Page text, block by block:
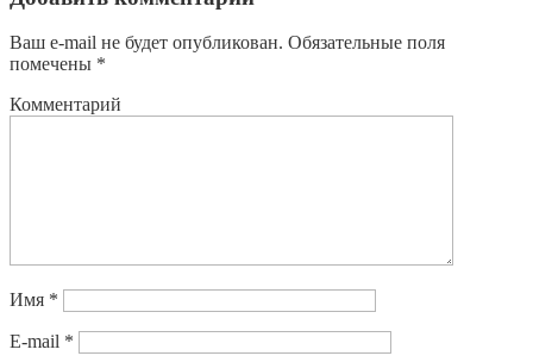
Ваш e-mail не будет опубликован. Обязательные поля
помечены *
Комментарий
Имя *
E-mail *